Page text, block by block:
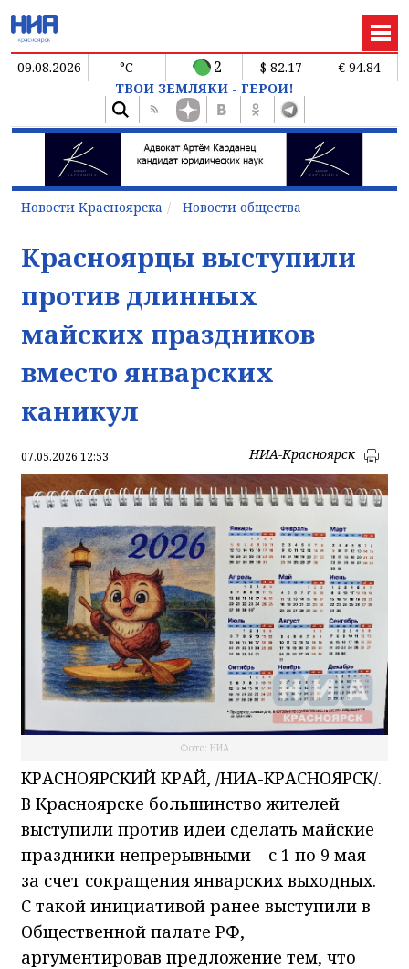
09.08.2026 °C 2 $ 82.17
€ 94.84
ТВОИ ЗЕМЛЯКИ - ГЕРОИ!
Новости Красноярска Новости общества
Красноярцы выступили
против длинных
майских праздников
вместо январских
каникул
07.05.2026 12:53 НИА-Красноярск
Фото: НИА
КРАСНОЯРСКИЙ КРАЙ, /НИА-КРАСНОЯРСК/.
В Красноярске большинство жителей
выступили против идеи сделать майские
праздники непрерывными – с 1 по 9 мая –
за счет сокращения январских выходных.
С такой инициативой ранее выступили в
Общественной палате РФ,
аргументировав предложение тем, что